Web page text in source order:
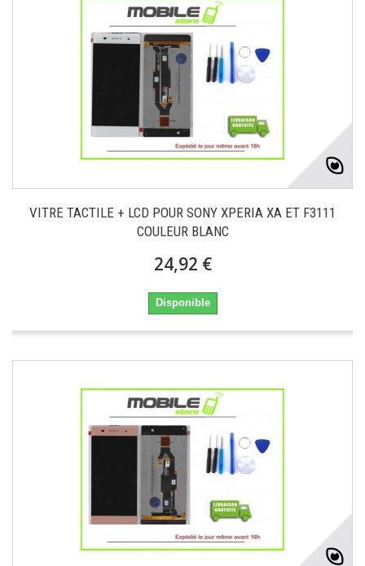
VITRE TACTILE + LCD POUR SONY XPERIA XA ET F3111
COULEUR BLANC
24,92 €
Disponible